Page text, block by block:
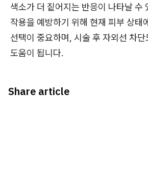
색소가 더 짙어지는 반응이 나타날 수
작용을 예방하기 위해 현재 피부 상태
선택이 중요하며, 시술 후 자외선 차
도움이 됩니다.
Share article